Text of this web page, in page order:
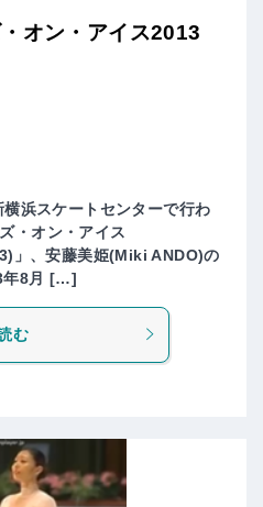
オン・アイス2013
浜スケートセンターで行わ
・オン・アイス
、安藤美姫(Miki ANDO)の
年8月 […]
む